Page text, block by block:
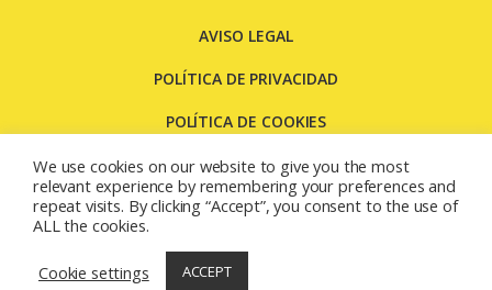
AVISO LEGAL
POLÍTICA DE PRIVACIDAD
POLÍTICA DE COOKIES
CONTACTO
Carretera Molins de Rei, 131 08205 - Sabadell - Barcelona
© 2026Paycom Multimedia
We use cookies on our website to give you the most
relevant experience by remembering your preferences and
repeat visits. By clicking “Accept”, you consent to the use of
ALL the cookies.
Cookie settings ACCEPT